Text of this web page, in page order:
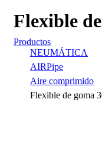
Flexible de
Productos
NEUMÁTICA
AIRPipe
Aire comprimido
Flexible de goma